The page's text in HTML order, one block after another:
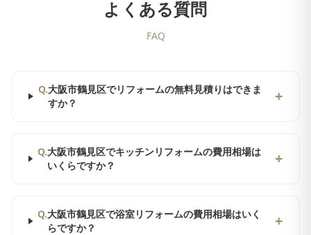
よくある質問
FAQ
Q.大阪市鶴見区でリフォームの無料見積りはできま
すか？
+
Q.大阪市鶴見区でキッチンリフォームの費用相場は
いくらですか？
+
Q.大阪市鶴見区で浴室リフォームの費用相場はいく
らですか？
+